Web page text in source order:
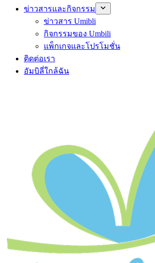
ข่าวสารและกิจกรรม
ข่าวสาร Umibli
กิจกรรมของ Umbili
แพ็กเกจและโปรโมชั่น
ติดต่อเรา
อัมบิลี่ใกล้ฉัน